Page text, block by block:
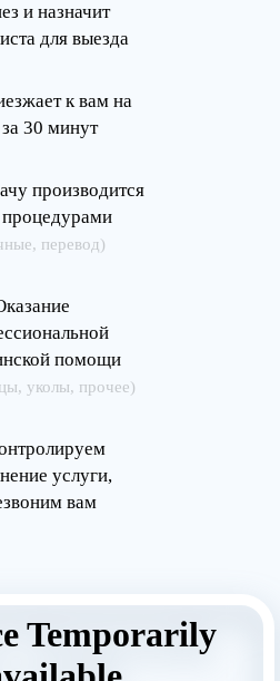
и назначит
для выезда
к вам на
30 минут
производится
перевод)
помощи
уколы, прочее)
услуги,
вам